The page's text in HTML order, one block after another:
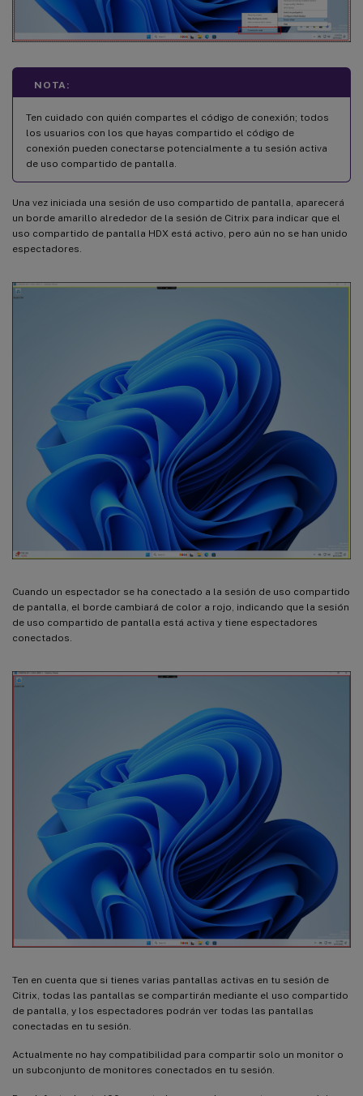
NOTA:
Ten cuidado con quién compartes el código de conexión; todos
los usuarios con los que hayas compartido el código de
conexión pueden conectarse potencialmente a tu sesión activa
de uso compartido de pantalla.
Una vez iniciada una sesión de uso compartido de pantalla, aparecerá
un borde amarillo alrededor de la sesión de Citrix para indicar que el
uso compartido de pantalla HDX está activo, pero aún no se han unido
espectadores.
Cuando un espectador se ha conectado a la sesión de uso compartido
de pantalla, el borde cambiará de color a rojo, indicando que la sesión
de uso compartido de pantalla está activa y tiene espectadores
conectados.
Ten en cuenta que si tienes varias pantallas activas en tu sesión de
Citrix, todas las pantallas se compartirán mediante el uso compartido
de pantalla, y los espectadores podrán ver todas las pantallas
conectadas en tu sesión.
Actualmente no hay compatibilidad para compartir solo un monitor o
un subconjunto de monitores conectados en tu sesión.